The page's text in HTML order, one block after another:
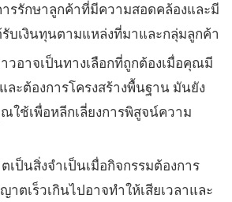
รรักษาลูกค้าที่มีความสอดคล้องและมี
บเงินทุนตามแหล่งที่มาและกลุ่มลูกค้า
วอาจเป็นทางเลือกที่ถูกต้องเมื่อคุณมี
ะต้องการโครงสร้างพื้นฐาน มันยัง
ใช้เพื่อหลีกเลี่ยงการพิสูจน์ความ
ป็นสิ่งจำเป็นเมื่อกิจกรรมต้องการ
ตเร็วเกินไปอาจทำให้เสียเวลาและ